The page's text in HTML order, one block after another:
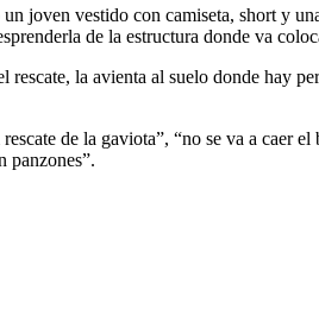
joven vestido con camiseta, short y
de la estructura donde va
la avienta al suelo donde hay
de la gaviota”, “no se va a caer
panzones”.